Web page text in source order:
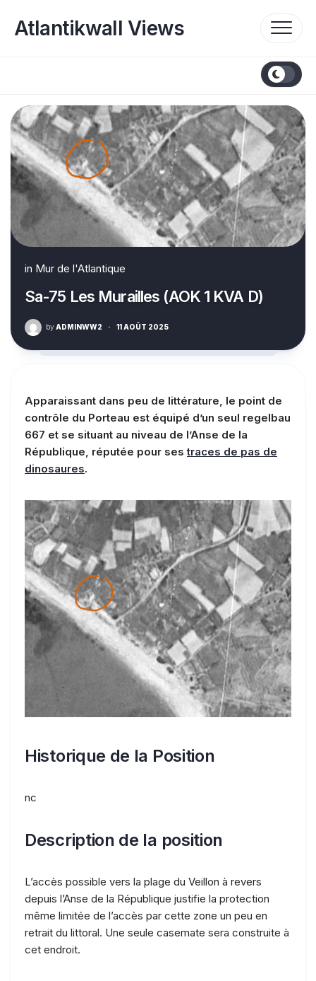
content
Atlantikwall Views
in Mur de l'Atlantique
Sa-75 Les Murailles (AOK 1 KVA D)
by ADMINWW2 · 11 AOÛT 2025
Apparaissant dans peu de littérature, le point de
contrôle du Porteau est équipé d’un seul regelbau
667 et se situant au niveau de l’Anse de la
République, réputée pour sestraces de pas de
dinosaures.
Historique de la Position
nc
Description de la position
L’accès possible vers la plage du Veillon à revers
depuis l’Anse de la République justifie la protection
même limitée de l’accès par cette zone un peu en
retrait du littoral. Une seule casemate sera construite à
cet endroit.